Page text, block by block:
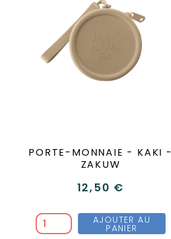
PORTE-MONNAIE - KAKI -
ZAKUW
12,50 €
AJOUTER AU
PANIER